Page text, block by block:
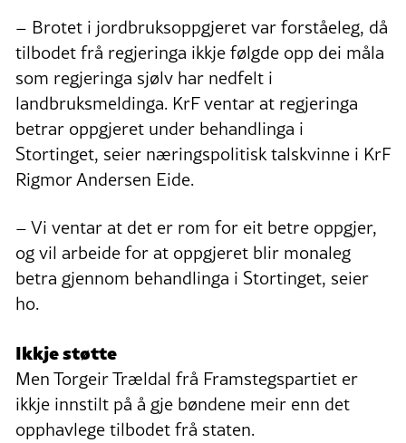
– Brotet i jordbruksoppgjeret var forståeleg, då
tilbodet frå regjeringa ikkje følgde opp dei måla
som regjeringa sjølv har nedfelt i
landbruksmeldinga. KrF ventar at regjeringa
betrar oppgjeret under behandlinga i
Stortinget, seier næringspolitisk talskvinne i KrF
Rigmor Andersen Eide.
– Vi ventar at det er rom for eit betre oppgjer,
og vil arbeide for at oppgjeret blir monaleg
betra gjennom behandlinga i Stortinget, seier
ho.
Ikkje støtte
Men Torgeir Trældal frå Framstegspartiet er
ikkje innstilt på å gje bøndene meir enn det
opphavlege tilbodet frå staten.